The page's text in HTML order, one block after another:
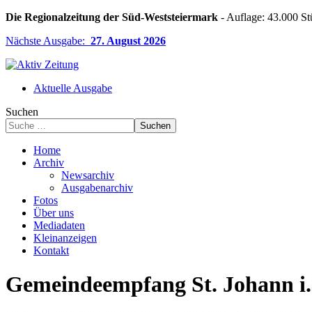
Die Regionalzeitung der Süd-Weststeiermark - Auflage: 43.000
Nächste Ausgabe: 27. August 2026
Aktuelle Ausgabe
Suchen
Suchen
Home
Archiv
Newsarchiv
Ausgabenarchiv
Fotos
Über uns
Mediadaten
Kleinanzeigen
Kontakt
Gemeindeempfang St. Johann